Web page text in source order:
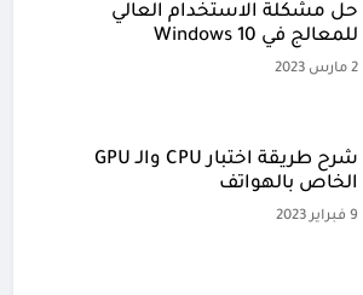
حل مشكلة الاستخدام العالي
للمعالج في Windows 10
2 مارس 2023
شرح طريقة اختبار CPU والـ GPU
الخاص بالهواتف
9 فبراير 2023